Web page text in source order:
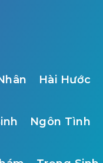
Hài Hước
Ngôn Tình